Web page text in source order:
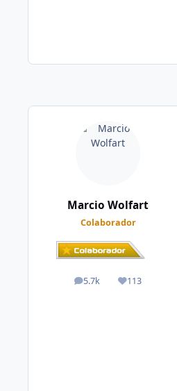
Marcio Wolfart
Colaborador
5.7k
posts 113
Reputação